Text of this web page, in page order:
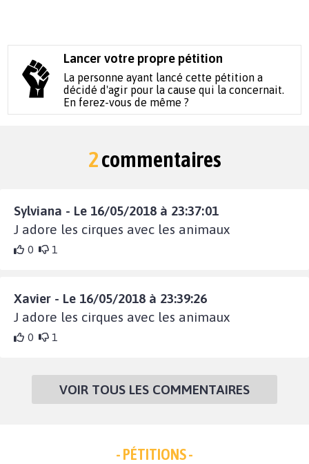
Lancer votre propre pétition
La personne ayant lancé cette pétition a
décidé d'agir pour la cause qui la concernait.
En ferez-vous de même ?
2commentaires
Sylviana - Le 16/05/2018 à 23:37:01
J adore les cirques avec les animaux
0 1
Xavier - Le 16/05/2018 à 23:39:26
J adore les cirques avec les animaux
0 1
VOIR TOUS LES COMMENTAIRES
- PÉTITIONS -